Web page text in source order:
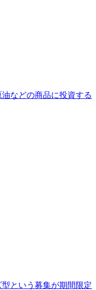
などの商品に投資する
という募集が期間限定